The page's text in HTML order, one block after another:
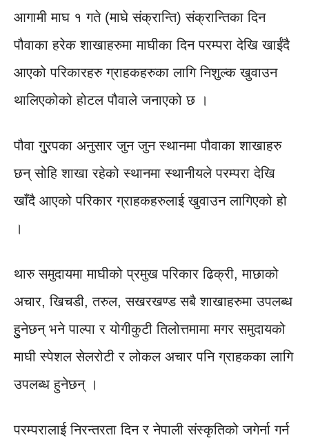
आगामी माघ १ गते (माघे संक्रान्ति) संक्रान्तिका दिन
पौवाका हरेक शाखाहरुमा माघीका दिन परम्परा देखि खाईंदै
आएको परिकारहरु ग्राहकहरुका लागि निशुल्क खुवाउन
थालिएकोको होटल पौवाले जनाएको छ ।
पौवा गु्रपका अनुसार जुन जुन स्थानमा पौवाका शाखाहरु
छन् सोहि शाखा रहेको स्थानमा स्थानीयले परम्परा देखि
खाँदै आएको परिकार ग्राहकहरुलाई खुवाउन लागिएको हो
।
थारु समुदायमा माघीको प्रमुख परिकार ढिक्री, माछाको
अचार, खिचडी, तरुल, सखरखण्ड सबै शाखाहरुमा उपलब्ध
हुुनेछन् भने पाल्पा र योगीकुटी तिलोत्तमामा मगर समुदायको
माघी स्पेशल सेलरोटी र लोकल अचार पनि ग्राहकका लागि
उपलब्ध हुनेछन् ।
परम्परालाई निरन्तरता दिन र नेपाली संस्कृतिको जगेर्ना गर्न